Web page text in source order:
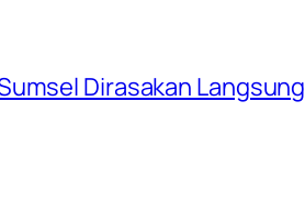
Dirasakan Langsung